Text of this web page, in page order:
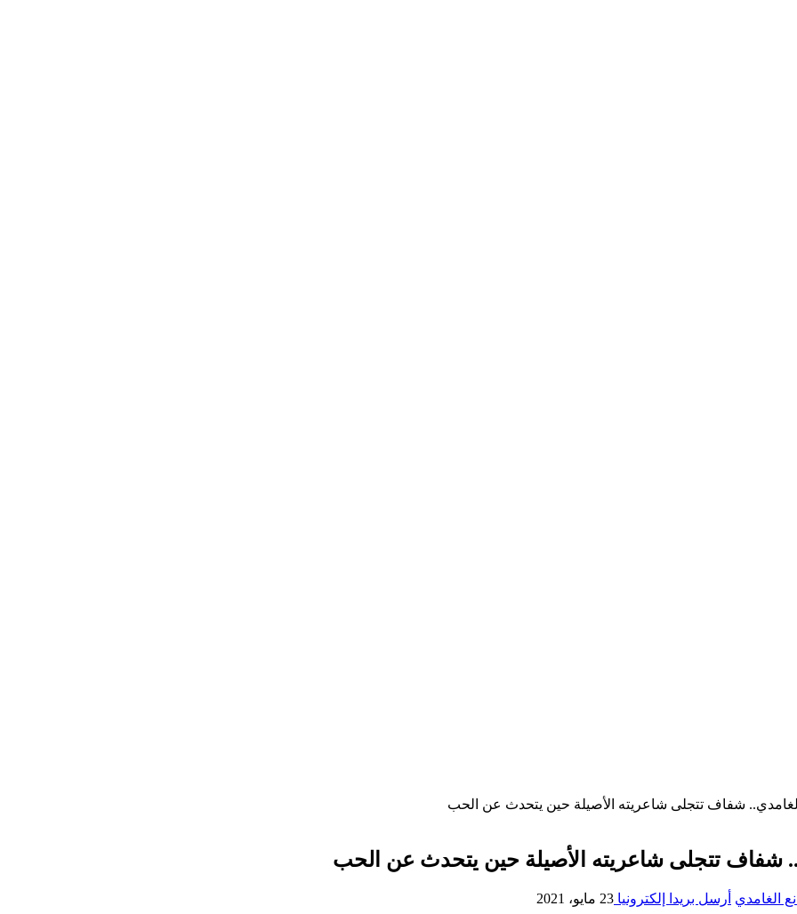
الغامدي.. شفاف تتجلى شاعريته الأصيلة حين يتحدث عن الحب
شفاف تتجلى شاعريته الأصيلة حين يتحدث عن الحب
الغامدي أرسل بريدا إلكترونيا 23 مايو، 2021